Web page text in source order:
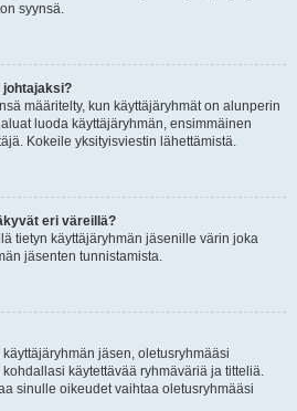
syynsä.
johtajaksi?
määritelty, kun käyttäjäryhmät on alunperin
luoda käyttäjäryhmän, ensimmäinen
Kokeile yksityisviestin lähettämistä.
eri väreillä?
tietyn käyttäjäryhmän jäsenille värin joka
jäsenten tunnistamista.
jäsen, oletusryhmääsi
käytettävää ryhmäväriä ja titteliä.
sinulle oikeudet vaihtaa oletusryhmääsi